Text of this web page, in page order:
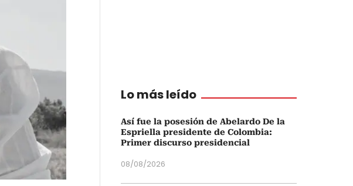
Lo más leído
Así fue la posesión de Abelardo De la
Espriella presidente de Colombia:
Primer discurso presidencial
08/08/2026